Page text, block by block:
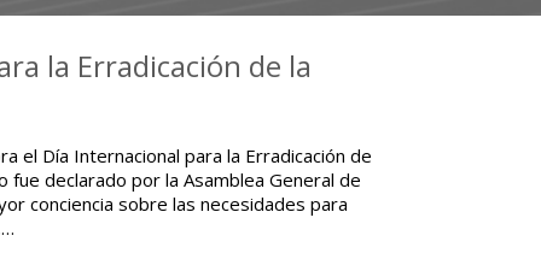
la Erradicación de la
el Día Internacional para la Erradicación de
fue declarado por la Asamblea General de
conciencia sobre las necesidades para